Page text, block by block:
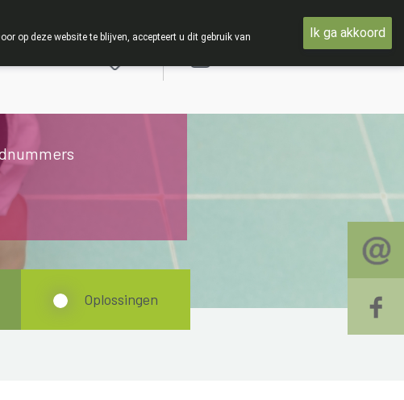
Oplossingen
op deze website te blijven, accepteert u dit gebruik van
Ik ga akkoord